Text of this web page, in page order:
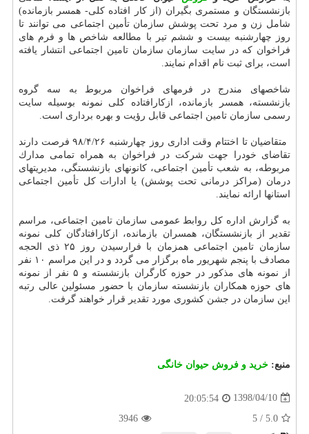
بازنشستگان و مستمری بگیران (از كار افتاده كلی‏‏‏‏‏‏- همسر بازمانده)
شامل زن و مرد تحت پوشش سازمان تأمین اجتماعی می توانند تا
روز چهارشنبه بیست و ششم تیر با مطالعه شاخص ها و فرم های
فراخوان كه در سایت سازمان سازمان تامین اجتماعی انتشار یافته
است، برای ثبت نام اقدام نمایند.
‏‏شاخصهای مندرج در فرمهای فراخوان مربوط به سه گروه
بازنشسته، همسر بازمانده، ازكارافتاده كلی نمونه بوسیله سایت
رسمی سازمان تامین اجتماعی قابل رؤیت و بهره برداری است.
‏‏ متقاضیان تا اختتام وقت اداری روز چهارشنبه ۲۶‏‏‏‏/۴‏‏‏‏/۹۸ فرصت دارند
تقاضای خودرا جهت شركت در فراخوان به همراه تمامی مدارك
مربوطه، به شعب تأمین اجتماعی، كانونهای بازنشستگی، مدیریتهای
درمان (مراكز درمانی تحت پوشش) یا ادارات كل تأمین اجتماعی
استانها ارائه نمایند.
به گزارش اداره كل روابط عمومی سازمان تامین اجتماعی، مراسم
تقدیر از بازنشستگان، همسران بازمانده، ازكارافتادگان كلی نمونه
سازمان تامین اجتماعی همزمان با فرارسیدن روز ۲۵ ذی الحجه
مصادف با پنجم شهریور ماه برگزار می گردد و در این مراسم ۱۰ نفر
از نمونه های مذكور در حوزه كارگران بازنشسته و ۵ نفر از نمونه
های حوزه همكاران بازنشسته سازمان با حضور مسئولین عالی رتبه
این سازمان در جشن كشوری مورد تقدیر قرار خواهند گرفت.
منبع: خرید و فروش حیوان خانگی
1398/04/10
20:05:54
5.0
/
5
3946